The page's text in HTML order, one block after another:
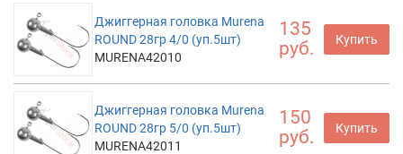
Джиггерная головка Murena
ROUND 28гр 4/0 (уп.5шт)
MURENA42010
135
руб.
Купить
Джиггерная головка Murena
ROUND 28гр 5/0 (уп.5шт)
MURENA42011
150
руб.
Купить